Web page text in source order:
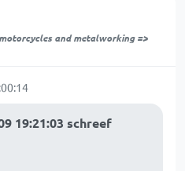
and metalworking =>
19:21:03 schreef